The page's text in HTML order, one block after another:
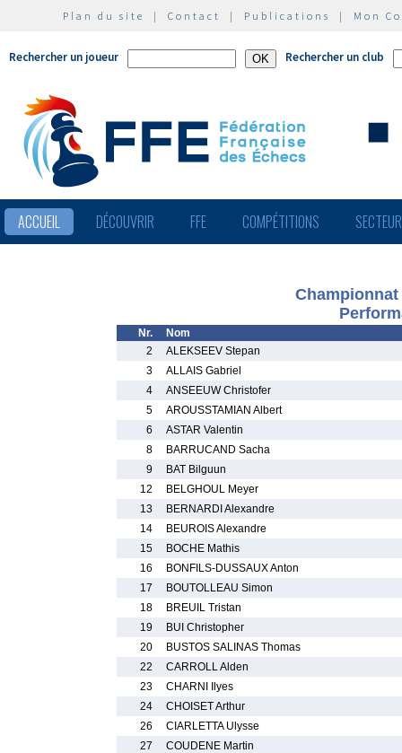
Plan du site | Contact | Publications | Mon
Rechercher un joueur Rechercher un club
ACCUEIL DÉCOUVRIR FFE COMPÉTITIONS
Championnat
Nr.
Nom
2
ALEKSEEV Stepan
3
ALLAIS Gabriel
4
ANSEEUW Christofer
5
AROUSSTAMIAN Albert
6
ASTAR Valentin
8
BARRUCAND Sacha
9
BAT Bilguun
12
BELGHOUL Meyer
13
BERNARDI Alexandre
14
BEUROIS Alexandre
15
BOCHE Mathis
16
BONFILS-DUSSAUX Anton
17
BOUTOLLEAU Simon
18
BREUIL Tristan
19
BUI Christopher
20
BUSTOS SALINAS Thomas
22
CARROLL Alden
23
CHARNI Ilyes
24
CHOISET Arthur
26
CIARLETTA Ulysse
27
COUDENE Martin